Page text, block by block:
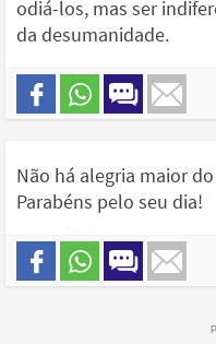
odiá-los, mas ser
da desumanidade.
Não há alegria maior
Parabéns pelo seu dia!